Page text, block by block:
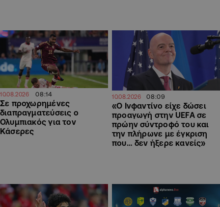
10.08.2026 08:14
Σε προχωρημένες
διαπραγματεύσεις ο
Ολυμπιακός για τον
Κάσερες
10.08.2026 08:09
«Ο Ινφαντίνο είχε δώσει
προαγωγή στην UEFA σε
πρώην σύντροφό του και
την πλήρωνε με έγκριση
που… δεν ήξερε κανείς»